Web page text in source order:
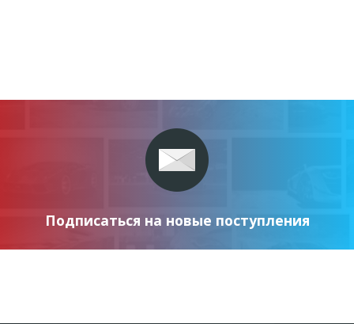
Подписаться на новые поступления